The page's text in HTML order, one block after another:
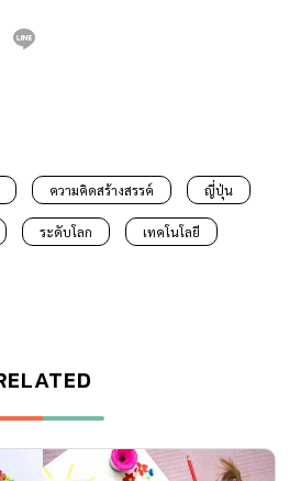
ความคิดสร้างสรรค์ ญี่ปุ่น
ระดับโลก เทคโนโลยี